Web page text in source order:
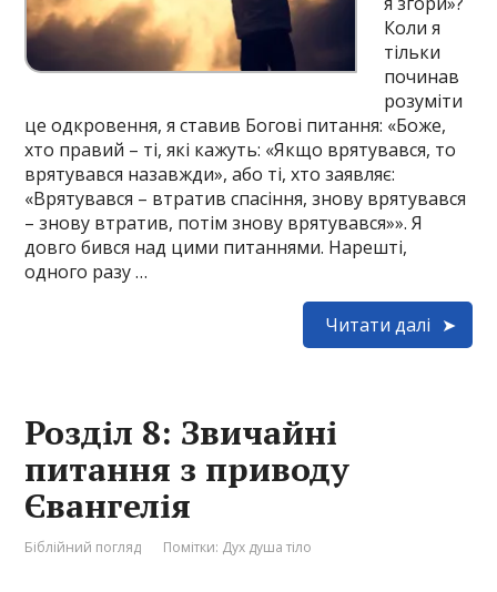
Коли я
тільки
починав
розуміти
це одкровення, я ставив Богові питання: «Боже,
хто правий – ті, які кажуть: «Якщо врятувався, то
врятувався назавжди», або ті, хто заявляє:
«Врятувався – втратив спасіння, знову врятувався
– знову втратив, потім знову врятувався»». Я
довго бився над цими питаннями. Нарешті,
одного разу …
Читати далі
Розділ 8: Звичайні
питання з приводу
Євангелія
Біблійний погляд Помітки: Дух душа тіло